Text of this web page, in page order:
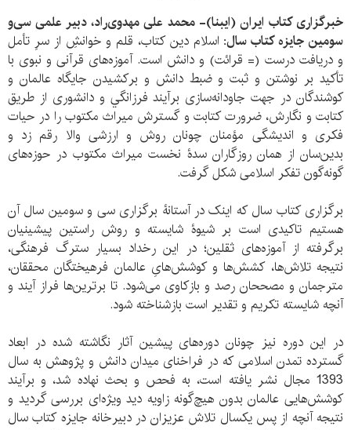
خبرگزاری کتاب ایران (ایبنا)- محمد علی مهدوی‌راد، دبیر علمی سی‌و
سومین جایزه کتاب سال: اسلام دین کتاب، قلم و خوانشِ از سرِ تأمل
و دریافت درست (= قرائت) و دانش است. آموزه‌های قرآنی و نبوی با
تأکید بر نوشتن و ثبت و ضبط دانش و برکشیدن جایگاه عالمان و
کوشندگان در جهت جاودانه‌سازی برآیند فرزانگي و دانشوری از طریق
کتابت و نگارش، ضرورت کتابت و گسترش میراث مکتوب را در حیات
فکری و اندیشگی مؤمنان چونان روش و ارزشی والا رقم زد و
بدین‌سان از همان روزگاران سدۀ نخست میراث مکتوب در حوزه‌های
گونه‌گون تفکر اسلامی شکل گرفت.
برگزاری کتاب سال که اینک در آستانۀ برگزاری سی و سومین سال آن
هستیم تاکیدی است بر شیوۀ شایسته و روش راستین پیشینیان
برگرفته از آموزه‌های ثقلین؛ در این رخداد بسیار سترگ فرهنگی،
نتیجه تلاش‌ها، کشش‌ها و کوشش‌هایِ عالمان فرهیختگان محققان،
مترجمان و مصححان رصد و بازکاوی می‌شود. تا برترین‌ها فراز آیند و
آنچه شایسته تکریم و تقدیر است بازشناخته شود.
در این دوره نیز چونان دوره‌های پیشین آثار نگاشته شده در ابعاد
گسترده تمدن اسلامی که در فراخنای میدان دانش و پژوهش به سال
1393 مجال نشر یافته است، به فحص و بحث نهاده شد، و برآیند
کوشش‌هایی عالمان بدون هیچ‌گونه زاویه دید ويژه‌‌ای بررسی گردید و
نتیجه آنچه از پس یکسال تلاش عزیزان در دبیرخانه جایزه کتاب سال